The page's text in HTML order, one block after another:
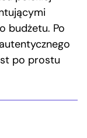
budżetu. Po
po prostu